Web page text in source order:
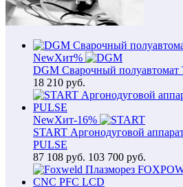
NewХит%
DGM Сварочный
18 210 руб.
NewХит-16%
START Аргонодуговой
PULSE
87 108 руб. 103 700 руб.